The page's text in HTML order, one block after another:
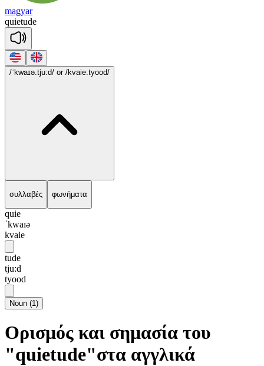
magyar
quietude
/ˈkwaɪə.tju:d/ or /kvaie.tyood/
συλλαβές φωνήματα
quie
ˈkwaɪə
kvaie
tude
tju:d
tyood
Noun (1)
Ορισμός και σημασία του
"quietude"στα αγγλικά